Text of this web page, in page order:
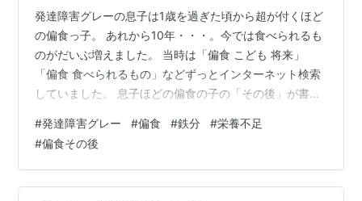
発達障害グレーの息子は1歳を過ぎた頃から超が付くほど
の偏食っ子。 あれから10年・・・。今では食べられるも
のがだいぶ増えました。 当時は「偏食 こども 将来」
「偏食 食べられるもの」などずっとインターネット検索
していました。 息子ほどの偏食の子の「その後」が書か
私と同じようにお子さんの偏食で困っている方が、この
記事を読んで少しでも参考にしていただけたら嬉しく思
います。 （もちろん、個人差があることはご了承くださ
い） ① 偏食スタート ② 保育園で困った話 ③ 小学生の
#発達障害グレー #偏食 #鉄分 #栄養不足
#偏食その後